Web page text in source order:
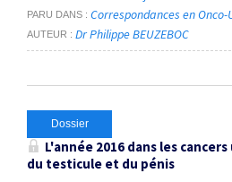
PARU DANS Correspondances en
AUTEUR Dr Philippe BEUZEBOC
Dossier
L'année 2016 dans les
du testicule et du pénis